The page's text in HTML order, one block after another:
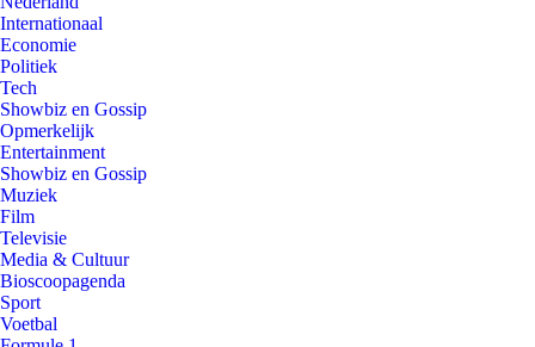
Internationaal
Economie
Politiek
Tech
Showbiz en Gossip
Opmerkelijk
Entertainment
Showbiz en Gossip
Muziek
Film
Televisie
Media & Cultuur
Bioscoopagenda
Sport
Voetbal